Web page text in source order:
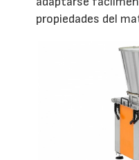
propiedades del